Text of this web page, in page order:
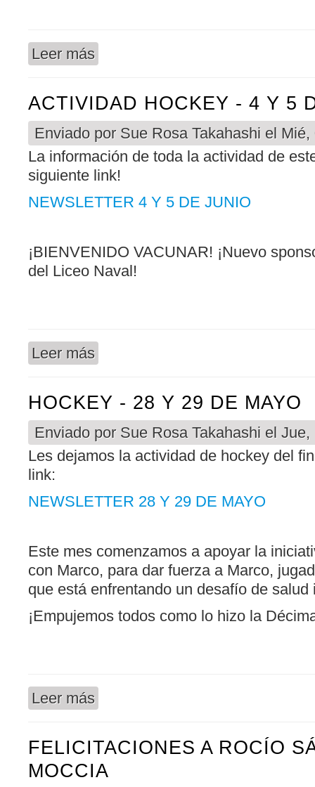
Leer más
ACTIVIDAD HOCKEY - 4 Y 5
Enviado por Sue Rosa Takahashi el Mié,
La información de toda la actividad de
siguiente link!
NEWSLETTER 4 Y 5 DE JUNIO
¡BIENVENIDO VACUNAR! ¡Nuevo
del Liceo Naval!
Leer más
HOCKEY - 28 Y 29 DE MAYO
Enviado por Sue Rosa Takahashi el Jue,
Les dejamos la actividad de hockey del
link:
NEWSLETTER 28 Y 29 DE MAYO
Este mes comenzamos a apoyar la
con Marco, para dar fuerza a Marco,
que está enfrentando un desafío de salud
¡Empujemos todos como lo hizo la
Leer más
FELICITACIONES A ROCÍO
MOCCIA